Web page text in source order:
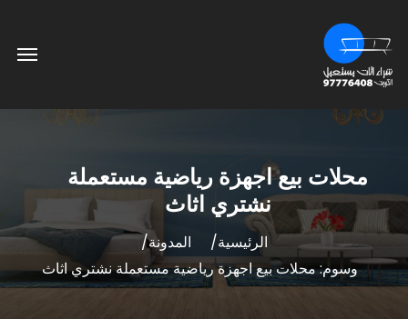
محلات بيع اجهزة رياضية مستعملة
نشتري اثاث
الرئيسية
المدونة
وسوم: محلات بيع اجهزة رياضية مستعملة نشتري اثاث